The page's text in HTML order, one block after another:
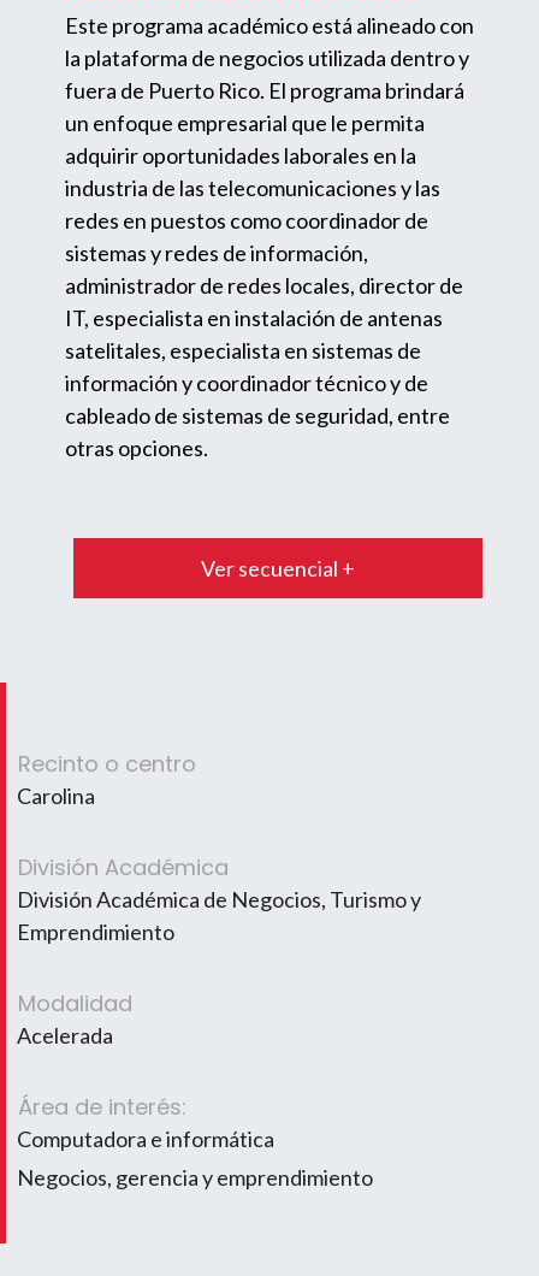
Este programa académico está alineado con
la plataforma de negocios utilizada dentro y
fuera de Puerto Rico. El programa brindará
un enfoque empresarial que le permita
adquirir oportunidades laborales en la
industria de las telecomunicaciones y las
redes en puestos como coordinador de
sistemas y redes de información,
administrador de redes locales, director de
IT, especialista en instalación de antenas
satelitales, especialista en sistemas de
información y coordinador técnico y de
cableado de sistemas de seguridad, entre
otras opciones.
Ver secuencial +
Recinto o centro
Carolina
División Académica
División Académica de Negocios, Turismo y
Emprendimiento
Modalidad
Acelerada
Área de interés:
Computadora e informática
Negocios, gerencia y emprendimiento